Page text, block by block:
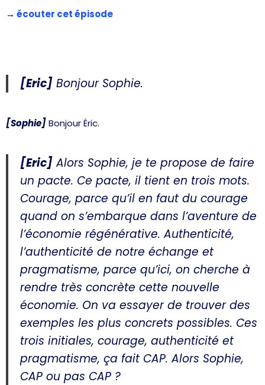
→ écouter cet épisode
[Eric] Bonjour Sophie.
[Sophie]Bonjour Éric.
[Eric]Alors Sophie, je te propose de faire
un pacte. Ce pacte, il tient en trois mots.
Courage, parce qu’il en faut du courage
quand on s’embarque dans l’aventure de
l’économie régénérative. Authenticité,
l’authenticité de notre échange et
pragmatisme, parce qu’ici, on cherche à
rendre très concrète cette nouvelle
économie. On va essayer de trouver des
exemples les plus concrets possibles. Ces
trois initiales, courage, authenticité et
pragmatisme, ça fait CAP. Alors Sophie,
CAP ou pas CAP ?